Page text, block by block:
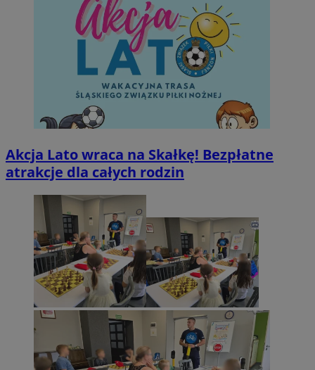
Akcja Lato wraca na Skałkę! Bezpłatne
atrakcje dla całych rodzin